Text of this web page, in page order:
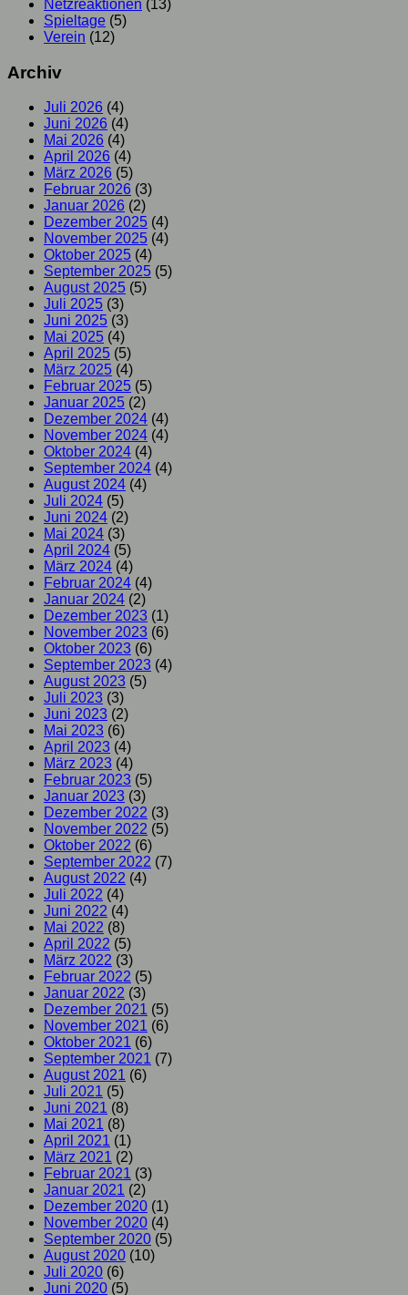
Netzreaktionen (13)
Spieltage (5)
Verein (12)
Archiv
Juli 2026 (4)
Juni 2026 (4)
Mai 2026 (4)
April 2026 (4)
März 2026 (5)
Februar 2026 (3)
Januar 2026 (2)
Dezember 2025 (4)
November 2025 (4)
Oktober 2025 (4)
September 2025 (5)
August 2025 (5)
Juli 2025 (3)
Juni 2025 (3)
Mai 2025 (4)
April 2025 (5)
März 2025 (4)
Februar 2025 (5)
Januar 2025 (2)
Dezember 2024 (4)
November 2024 (4)
Oktober 2024 (4)
September 2024 (4)
August 2024 (4)
Juli 2024 (5)
Juni 2024 (2)
Mai 2024 (3)
April 2024 (5)
März 2024 (4)
Februar 2024 (4)
Januar 2024 (2)
Dezember 2023 (1)
November 2023 (6)
Oktober 2023 (6)
September 2023 (4)
August 2023 (5)
Juli 2023 (3)
Juni 2023 (2)
Mai 2023 (6)
April 2023 (4)
März 2023 (4)
Februar 2023 (5)
Januar 2023 (3)
Dezember 2022 (3)
November 2022 (5)
Oktober 2022 (6)
September 2022 (7)
August 2022 (4)
Juli 2022 (4)
Juni 2022 (4)
Mai 2022 (8)
April 2022 (5)
März 2022 (3)
Februar 2022 (5)
Januar 2022 (3)
Dezember 2021 (5)
November 2021 (6)
Oktober 2021 (6)
September 2021 (7)
August 2021 (6)
Juli 2021 (5)
Juni 2021 (8)
Mai 2021 (8)
April 2021 (1)
März 2021 (2)
Februar 2021 (3)
Januar 2021 (2)
Dezember 2020 (1)
November 2020 (4)
September 2020 (5)
August 2020 (10)
Juli 2020 (6)
Juni 2020 (5)